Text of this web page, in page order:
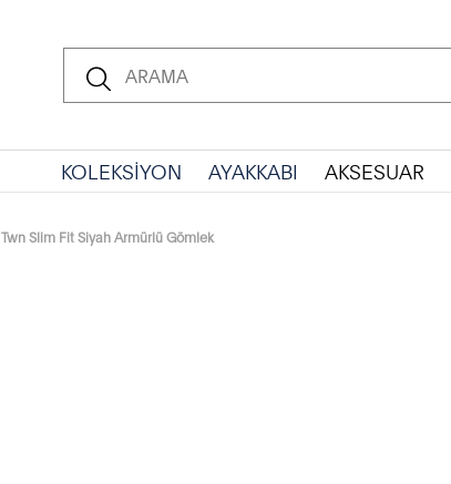
KOLEKSİYON AYAKKABI AKSESUAR
Twn Slim Fit Siyah Armürlü Gömlek